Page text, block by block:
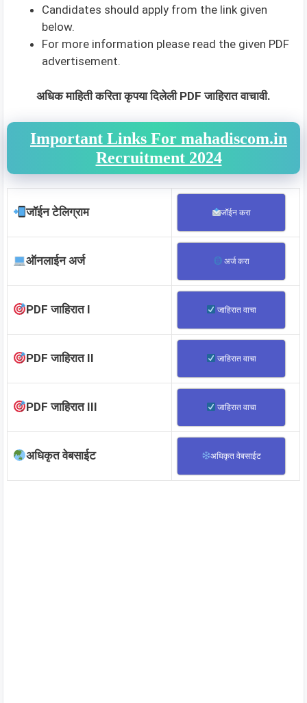
Candidates should apply from the link given
below.
For more information please read the given PDF
advertisement.
अधिक माहिती करिता कृपया दिलेली PDF जाहिरात वाचावी.
Important Links For mahadiscom.in
Recruitment 2024
जॉईन टेलिग्राम जॉईन करा
ऑनलाईन अर्ज अर्ज करा
PDF जाहिरात I जाहिरात वाचा
PDF जाहिरात II जाहिरात वाचा
PDF जाहिरात III जाहिरात वाचा
अधिकृत वेबसाईट अधिकृत वेबसाईट